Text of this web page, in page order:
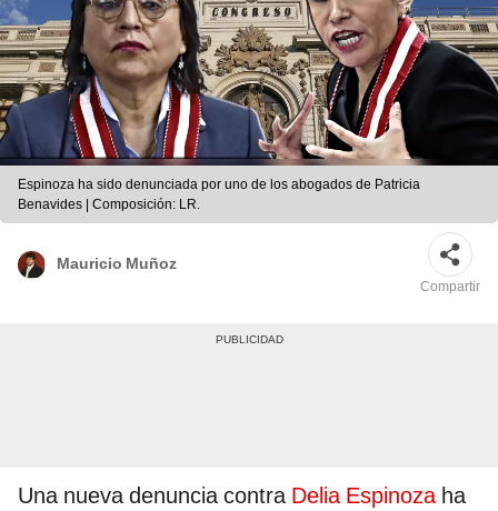
Espinoza ha sido denunciada por uno de los abogados de Patricia
Benavides | Composición: LR.
Mauricio Muñoz
Compartir
Una nueva denuncia contra Delia Espinozaha